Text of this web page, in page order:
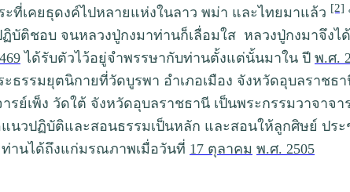
ะที่เคยธุดงค์ไปหลายแห่งในลาว พม่า และไทยมาแล้ว [2]
บัติชอบ จนหลวงปู่กงมาท่านก็เลื่อมใส หลวงปู่กงมาจึง
ได้รับตัวไว้อยู่จำพรรษากับท่านตั้งแต่นั้นมาใน ปี พ.ศ.
ธรรมยุตนิกายที่วัดบูรพา อำเภอเมือง จังหวัดอุบลราช
เพ็ง วัดใต้ จังหวัดอุบลราชธานี เป็นพระกรรมวาจาจา
นวปฏิบัติและสอนธรรมเป็นหลัก และสอนให้ลูกศิษย์ ป
านได้ถึงแก่มรณภาพเมื่อวันที่ 17 ตุลาคม พ.ศ. 2505